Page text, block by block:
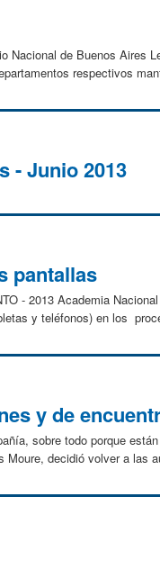
Nacional de Buenos Aires
respectivos
- Junio 2013
pantallas
- 2013 Academia
y teléfonos) en los
y de
sobre todo porque
decidió volver a las